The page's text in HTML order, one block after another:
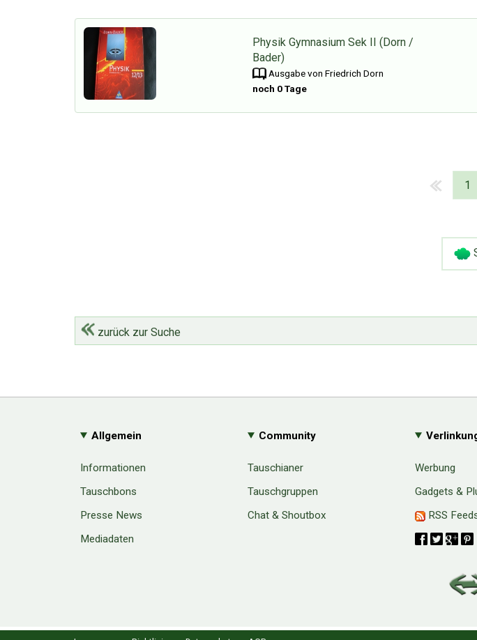
Physik Gymnasium Sek II (Dorn /
Bader)
Ausgabe von Friedrich Dorn
noch 0 Tage
1
zurück zur Suche
Allgemein
Informationen
Tauschbons
Presse News
Mediadaten
Community
Tauschianer
Tauschgruppen
Chat & Shoutbox
Werbung
Gadgets &
RSS